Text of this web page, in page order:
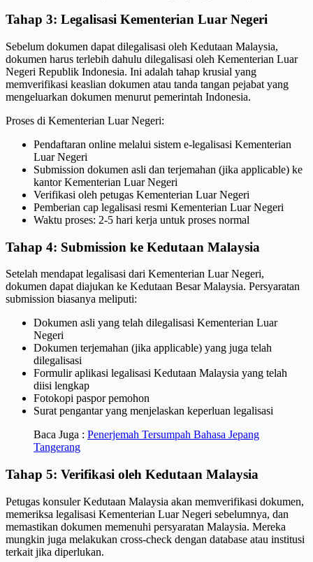
Tahap 3: Legalisasi Kementerian Luar Negeri
Sebelum dokumen dapat dilegalisasi oleh Kedutaan Malaysia,
dokumen harus terlebih dahulu dilegalisasi oleh Kementerian Luar
Negeri Republik Indonesia. Ini adalah tahap krusial yang
memverifikasi keaslian dokumen atau tanda tangan pejabat yang
mengeluarkan dokumen menurut pemerintah Indonesia.
Proses di Kementerian Luar Negeri:
Pendaftaran online melalui sistem e-legalisasi Kementerian
Luar Negeri
Submission dokumen asli dan terjemahan (jika applicable) ke
kantor Kementerian Luar Negeri
Verifikasi oleh petugas Kementerian Luar Negeri
Pemberian cap legalisasi resmi Kementerian Luar Negeri
Waktu proses: 2-5 hari kerja untuk proses normal
Tahap 4: Submission ke Kedutaan Malaysia
Setelah mendapat legalisasi dari Kementerian Luar Negeri,
dokumen dapat diajukan ke Kedutaan Besar Malaysia. Persyaratan
submission biasanya meliputi:
Dokumen asli yang telah dilegalisasi Kementerian Luar
Negeri
Dokumen terjemahan (jika applicable) yang juga telah
dilegalisasi
Formulir aplikasi legalisasi Kedutaan Malaysia yang telah
diisi lengkap
Fotokopi paspor pemohon
Surat pengantar yang menjelaskan keperluan legalisasi
Baca Juga : Penerjemah Tersumpah Bahasa Jepang
Tangerang
Tahap 5: Verifikasi oleh Kedutaan Malaysia
Petugas konsuler Kedutaan Malaysia akan memverifikasi dokumen,
memeriksa legalisasi Kementerian Luar Negeri sebelumnya, dan
memastikan dokumen memenuhi persyaratan Malaysia. Mereka
mungkin juga melakukan cross-check dengan database atau institusi
terkait jika diperlukan.